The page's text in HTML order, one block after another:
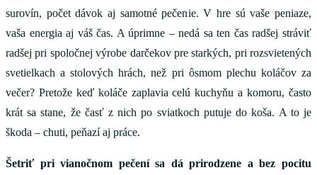
surovín, počet dávok aj samotné pečenie. V hre sú vaše peniaze,
vaša energia aj váš čas. A úprimne – nedá sa ten čas radšej stráviť
radšej pri spoločnej výrobe darčekov pre starkých, pri rozsvietených
svetielkach a stolových hrách, než pri ôsmom plechu koláčov za
večer? Pretože keď koláče zaplavia celú kuchyňu a komoru, často
krát sa stane, že časť z nich po sviatkoch putuje do koša. A to je
škoda – chuti, peňazí aj práce.
Šetriť pri vianočnom pečení sa dá prirodzene a bez pocitu